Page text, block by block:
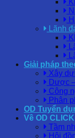
Lãnh
Giải pháp
Xây
Dược
Công
Phân
OD Tuyển
Về OD CLICK
Tầm
Hội